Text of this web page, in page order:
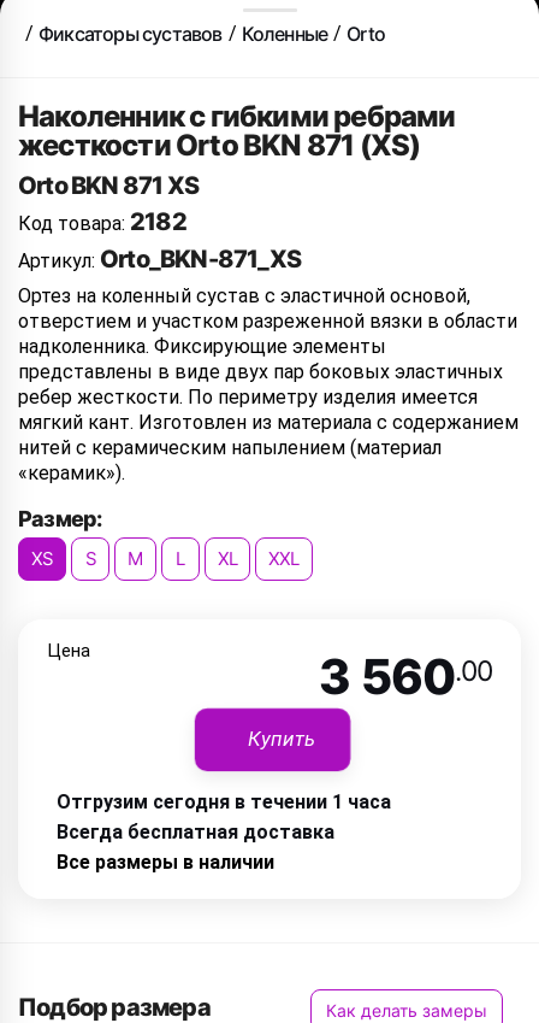
Фиксаторы суставов Коленные Orto
Наколенник с гибкими ребрами
жесткости Orto BKN 871 (XS)
Orto BKN 871 XS
Код товара: 2182
Артикул: Orto_BKN-871_XS
Ортез на коленный сустав с эластичной основой,
отверстием и участком разреженной вязки в области
надколенника. Фиксирующие элементы
представлены в виде двух пар боковых эластичных
ребер жесткости. По периметру изделия имеется
мягкий кант. Изготовлен из материала с содержанием
нитей с керамическим напылением (материал
«керамик»).
Размер:
XS S M L XL XXL
Цена 3 560.00
Купить
Отгрузим сегодня в течении 1 часа
Всегда бесплатная доставка
Все размеры в наличии
Подбор размера Как делать замеры